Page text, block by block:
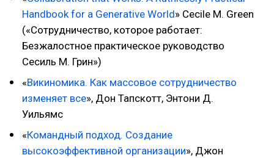
Handbook for a Generative World» Cecile M. Green
(«Сотрудничество, которое работает:
Безжалостное практическое руководство
Сесиль М. Грин»)
«Викиномика. Как массовое сотрудничество
изменяет все», Дон Тапскотт, Энтони Д.
Уильямс
«Командный подход. Создание
высокоэффективной организации», Джон